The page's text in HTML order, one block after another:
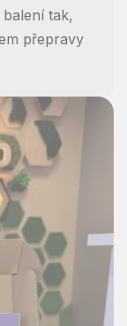
tak,
přepravy